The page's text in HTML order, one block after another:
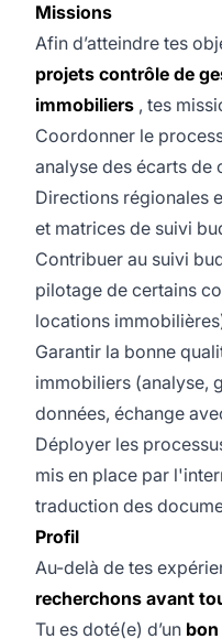
Missions
Afin d’atteindre tes
projets contrôle de
immobiliers , tes
Coordonner le
analyse des écarts de
Directions régionales
et matrices de suivi
Contribuer au suivi
pilotage de certains
locations
Garantir la bonne
immobiliers (analyse,
données, échange
Déployer les
mis en place par
traduction des
Profil
Au-delà de tes
recherchons avant
Tu es doté(e) d’un